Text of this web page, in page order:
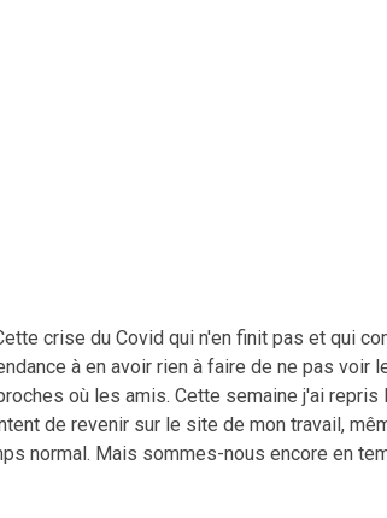
crise du Covid qui n'en finit pas et qui
à en avoir rien à faire de ne pas voir
où les amis. Cette semaine j'ai repris
de revenir sur le site de mon travail,
normal. Mais sommes-nous encore en